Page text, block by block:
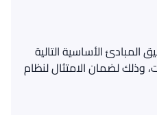
المبادئ الأساسية التالية
وذلك لضمان الامتثال لنظام